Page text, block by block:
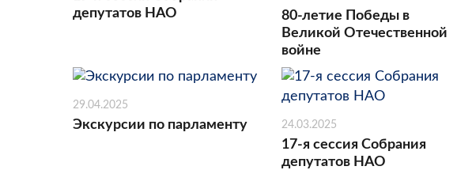
депутатов НАО
80-летие Победы в
Великой Отечественной
войне
29.04.2025
Экскурсии по парламенту 24.03.2025
17-я сессия Собрания
депутатов НАО